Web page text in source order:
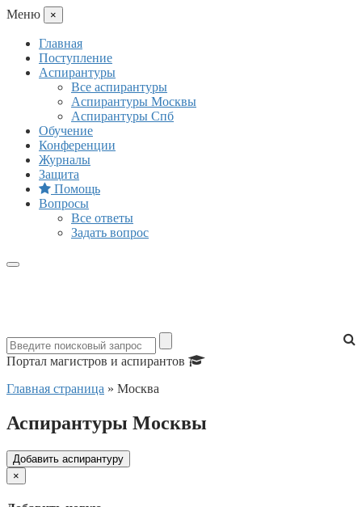
Mеню ×
Главная
Поступление
Аспирантуры
Все аспирантуры
Аспирантуры Москвы
Аспирантуры Спб
Обучение
Конференции
Журналы
Защита
Помощь
Вопросы
Все ответы
Задать вопрос
Портал магистров и аспирантов
Главная страница » Москва
Аспирантуры Москвы
Добавить аспирантуру
×